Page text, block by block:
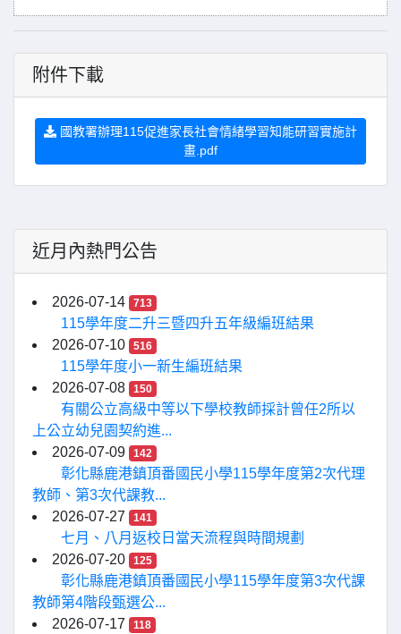
附件下載
國教署辦理115促進家長社會情緒學習知能研習實施計
畫.pdf
近月內熱門公告
2026-07-14 713
115學年度二升三暨四升五年級編班結果
2026-07-10
516
115學年度小一新生編班結果
2026-07-08
150
有關公立高級中等以下學校教師採計曾任2所以
上公立幼兒園契約進...
2026-07-09
142
彰化縣鹿港鎮頂番國民小學115學年度第2次代理
教師、第3次代課教...
2026-07-27
141
七月、八月返校日當天流程與時間規劃
2026-07-20
125
彰化縣鹿港鎮頂番國民小學115學年度第3次代課
教師第4階段甄選公...
2026-07-17
118